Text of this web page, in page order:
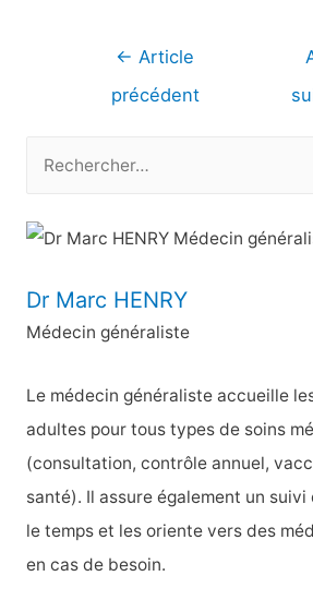
Navigation
← Article
précédent
c
e
r
h
e
r
:
Dr Marc HENRY
Médecin généraliste
Le médecin généraliste accueille
adultes pour tous types de soins
(consultation, contrôle annuel,
santé). Il assure également un
le temps et les oriente vers des
en cas de besoin.